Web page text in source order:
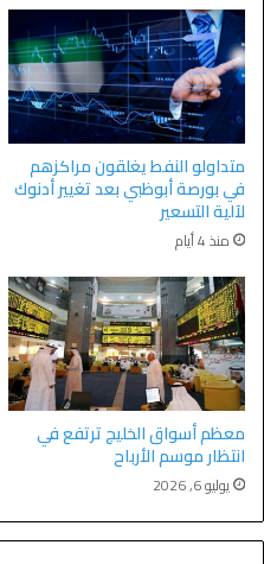
متداولو النفط يغلقون مراكزهم
في بورصة أبوظبي بعد تغيير أدنوك
لآلية التسعير
منذ 4 أيام
معظم أسواق الخليج ترتفع في
انتظار موسم الأرباح
يوليو 6, 2026